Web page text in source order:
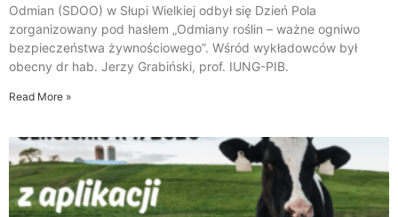
Odmian (SDOO) w Słupi Wielkiej odbył się Dzień Pola
zorganizowany pod hasłem „Odmiany roślin – ważne ogniwo
bezpieczeństwa żywnościowego”. Wśród wykładowców był
obecny dr hab. Jerzy Grabiński, prof. IUNG-PIB.
Read More »